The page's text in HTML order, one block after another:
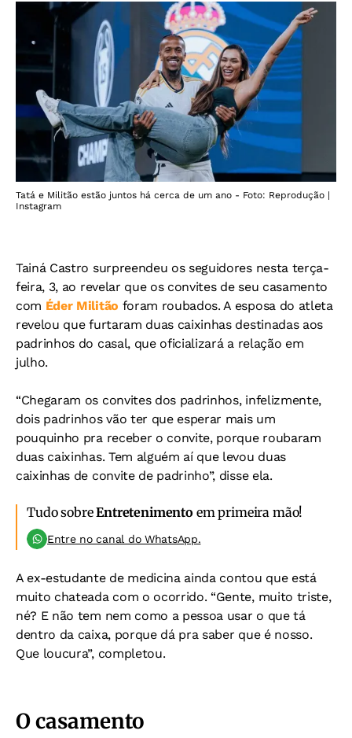
Tatá e Militão estão juntos há cerca de um ano - Foto: Reprodução |
Instagram
Tainá Castro surpreendeu os seguidores nesta terça-
feira, 3, ao revelar que os convites de seu casamento
com Éder Militão foram roubados. A esposa do atleta
revelou que furtaram duas caixinhas destinadas aos
padrinhos do casal, que oficializará a relação em
julho.
“Chegaram os convites dos padrinhos, infelizmente,
dois padrinhos vão ter que esperar mais um
pouquinho pra receber o convite, porque roubaram
duas caixinhas. Tem alguém aí que levou duas
caixinhas de convite de padrinho”, disse ela.
Tudo sobreEntretenimento em primeira mão!
Entre no canal do WhatsApp.
A ex-estudante de medicina ainda contou que está
muito chateada com o ocorrido. “Gente, muito triste,
né? E não tem nem como a pessoa usar o que tá
dentro da caixa, porque dá pra saber que é nosso.
Que loucura”, completou.
O casamento